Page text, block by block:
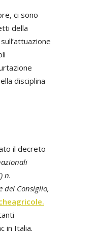
ci sono
della
disciplina
il decreto
n.
del Consiglio,
in Italia.